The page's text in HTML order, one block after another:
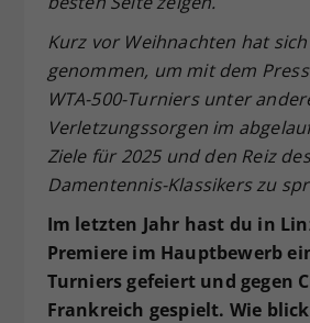
Kurz vor Weihnachten hat
genommen, um mit dem
WTA-500-Turniers unter
Verletzungssorgen im
Ziele für 2025 und den Reiz
Damentennis-Klassikers zu
Im letzten Jahr hast du in
Premiere im Hauptbewerb
Turniers gefeiert und gegen
Frankreich gespielt. Wie